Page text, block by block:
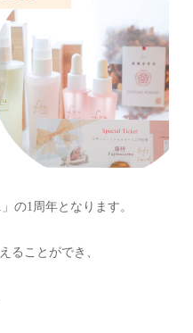
の1周年となります。
ることができ、